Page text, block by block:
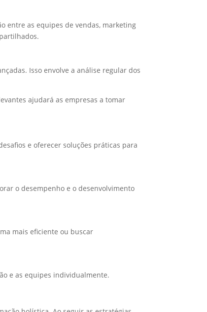
entre as equipes de vendas, marketing
Isso envolve a análise regular dos
ajudará as empresas a tomar
e oferecer soluções práticas para
o desempenho e o desenvolvimento
mais eficiente ou buscar
e as equipes individualmente.